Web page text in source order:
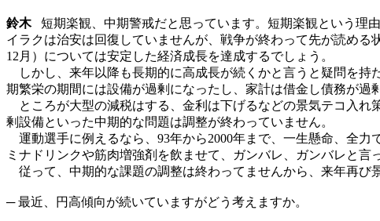
鈴木短期楽観、中期警戒だと思っています。短期楽観という理
イラクは治安は回復していませんが、戦争が終わって先が読め
12月）については安定した経済成長を達成するでしょう。
しかし、来年以降も長期的に高成長が続くかと言うと疑問を持
期繁栄の期間には設備が過剰になったし、家計は借金し債務が過
ところが大型の減税はする、金利は下げるなどの景気テコ入れ
剰設備といった中期的な問題は調整が終わっていません。
運動選手に例えるなら、93年から2000年まで、一生懸命、全
ミナドリンクや筋肉増強剤を飲ませて、ガンバレ、ガンバレと言
従って、中期的な課題の調整は終わってませんから、来年再び
─ 最近、円高傾向が続いていますがどう考えますか。